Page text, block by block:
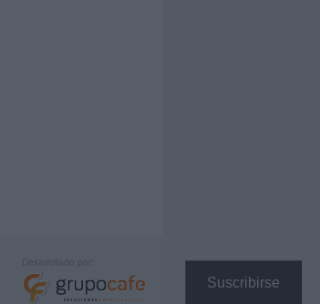
Suscribirse